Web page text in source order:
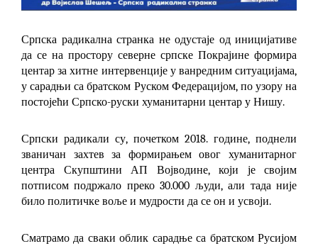
Српска радикална странка не одустаје од иницијативе
да се на простору северне српске Покрајине формира
центар за хитне интервенције у ванредним ситуацијама,
у сарадњи са братском Руском Федерацијом, по узору на
постојећи Српско-руски хуманитарни центар у Нишу.
Српски радикали су, почетком 2018. године, поднели
званичан захтев за формирањем овог хуманитарног
центра Скупштини АП Војводине, који је својим
потписом подржало преко 30.000 људи, али тада није
било политичке воље и мудрости да се он и усвоји.
Сматрамо да сваки облик сарадње са братском Русијом